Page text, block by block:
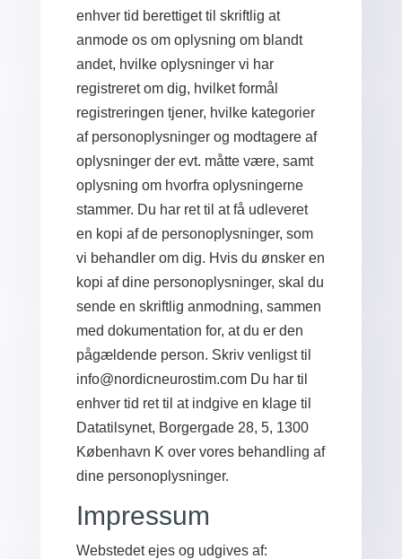
enhver tid berettiget til skriftlig at
anmode os om oplysning om blandt
andet, hvilke oplysninger vi har
registreret om dig, hvilket formål
registreringen tjener, hvilke kategorier
af personoplysninger og modtagere af
oplysninger der evt. måtte være, samt
oplysning om hvorfra oplysningerne
stammer. Du har ret til at få udleveret
en kopi af de personoplysninger, som
vi behandler om dig. Hvis du ønsker en
kopi af dine personoplysninger, skal du
sende en skriftlig anmodning, sammen
med dokumentation for, at du er den
pågældende person. Skriv venligst til
info@nordicneurostim.com Du har til
enhver tid ret til at indgive en klage til
Datatilsynet, Borgergade 28, 5, 1300
København K over vores behandling af
dine personoplysninger.
Impressum
Webstedet ejes og udgives af: